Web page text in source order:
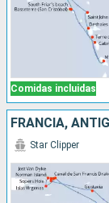
Comidas incluidas
Star Clipper